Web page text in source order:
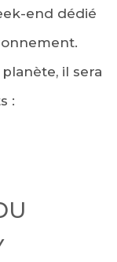
end dédié
il sera
: